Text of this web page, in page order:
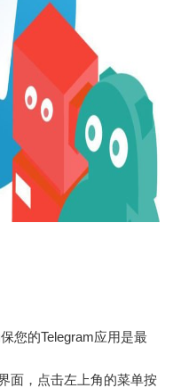
您的Telegram应用是最
面，点击左上角的菜单按